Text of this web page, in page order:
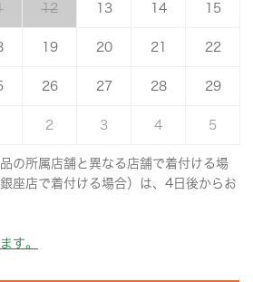
12 13 14 15
19 20 21 22
26 27 28 29
2 3 4 5
の所属店舗と異なる店舗で着付ける場
座店で着付ける場合）は、4日後からお
す。